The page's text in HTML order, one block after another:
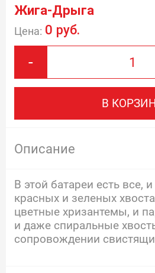
Жига-Дрыга
Цена: 0 руб.
-
В
Описание
В этой батареи есть все,
красных и зеленых
цветные хризантемы, и
и даже спиральные
сопровождении